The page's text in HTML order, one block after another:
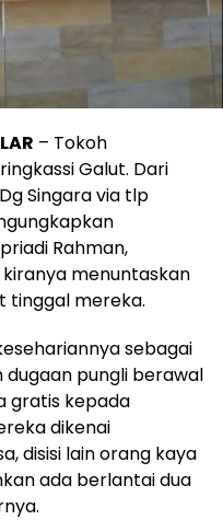
– Tokoh
Galut. Dari
Singara via tlp
Rahman,
menuntaskan
tinggal mereka.
sebagai
pungli berawal
gratis kepada
dikenai
disisi lain orang kaya
ada berlantai dua